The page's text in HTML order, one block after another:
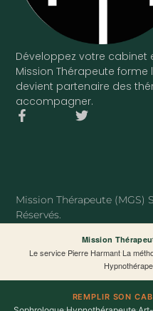
Développez votre cabinet
Mission Thérapeute
devient partenaire des
accompagner.
F
k
-
T
Mission Thérapeute (MGS)
Réservés.
Mission
Le service·Pierre Harmant·La
REMPLIR SON
· ·